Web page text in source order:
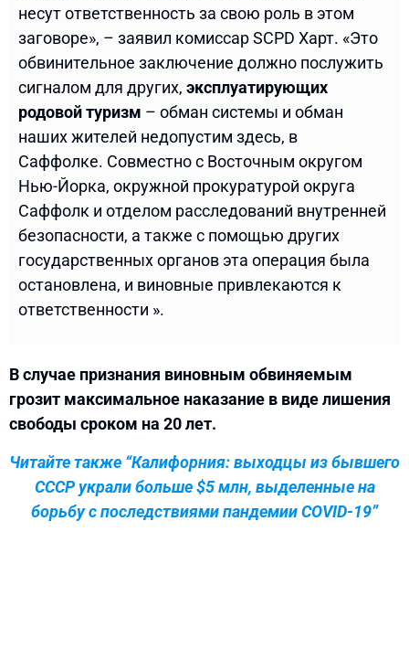
несут ответственность за свою роль в этом
заговоре», – заявил комиссар SCPD Харт. «Это
обвинительное заключение должно послужить
сигналом для других, эксплуатирующих
родовой туризм – обман системы и обман
наших жителей недопустим здесь, в
Саффолке. Совместно с Восточным округом
Нью-Йорка, окружной прокуратурой округа
Саффолк и отделом расследований внутренней
безопасности, а также с помощью других
государственных органов эта операция была
остановлена, и виновные привлекаются к
ответственности ».
В случае признания виновным обвиняемым
грозит максимальное наказание в виде лишения
свободы сроком на 20 лет.
Читайте также “Калифорния: выходцы из бывшего
СССР украли больше $5 млн, выделенные на
борьбу с последствиями пандемии COVID-19”